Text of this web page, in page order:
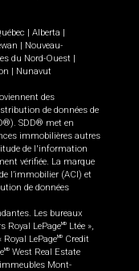
| Alberta |
| Nouveau-
du Nord-Ouest |
| Nunavut
des
de données de
SDD® met en
immobilières autres
de l'information
vérifiée. La marque
l’immobilier (ACI) et
de données
Les bureaux
Royal LePageMD
Ltée »,
Royal LePageMD
Credit
MD West Real Estate
immeubles Mont-